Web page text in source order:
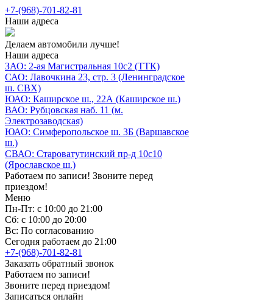
+7-(968)-701-82-81
Наши адреса
Делаем автомобили лучше!
Наши адреса
ЗАО: 2-ая Магистральная 10с2 (ТТК)
САО: Лавочкина 23, стр. 3 (Ленинградское
ш. СВХ)
ЮАО: Каширское ш., 22А (Каширское ш.)
ВАО: Рубцовская наб. 11 (м.
Электрозаводская)
ЮАО: Симферопольское ш. 3Б (Варшавское
ш.)
СВАО: Староватутинский пр-д 10с10
(Ярославское ш.)
Работаем по записи! Звоните перед
приездом!
Меню
Пн-Пт: с 10:00 до 21:00
Сб: с 10:00 до 20:00
Вс: По согласованию
Сегодня работаем до 21:00
+7-(968)-701-82-81
Заказать обратный звонок
Работаем по записи!
Звоните перед приездом!
Записаться онлайн